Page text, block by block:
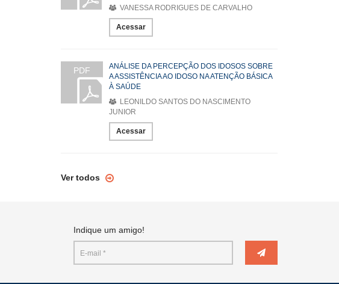
VANESSA RODRIGUES DE CARVALHO
Acessar
PDF
ANÁLISE DA PERCEPÇÃO DOS IDOSOS SOBRE
A ASSISTÊNCIA AO IDOSO NA ATENÇÃO BÁSICA
À SAÚDE
LEONILDO SANTOS DO NASCIMENTO
JUNIOR
Acessar
Ver todos
Indique um amigo!